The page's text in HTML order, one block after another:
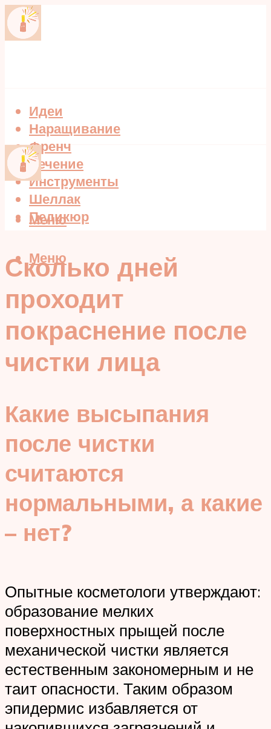
Идеи
Наращивание
Френч
Лечение
Инструменты
Шеллак
Педикюр
Меню
Меню
Сколько дней
проходит
покраснение после
чистки лица
Какие высыпания
после чистки
считаются
нормальными, а какие
– нет?
Опытные косметологи утверждают:
образование мелких
поверхностных прыщей после
механической чистки является
естественным закономерным и не
таит опасности. Таким образом
эпидермис избавляется от